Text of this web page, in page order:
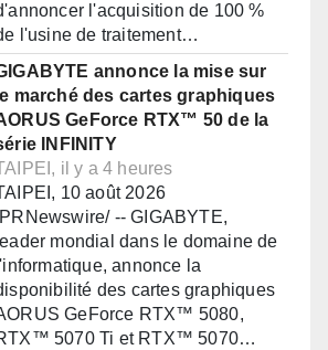
l'acquisition de 100 %
l'usine de traitement…
annonce la mise sur
le marché des cartes graphiques
GeForce RTX™ 50 de la
INFINITY
il y a 4 heures
10 août 2026
-- GIGABYTE,
leader mondial dans le domaine de
l'informatique, annonce la
des cartes graphiques
GeForce RTX™ 5080,
5070 Ti et RTX™ 5070…